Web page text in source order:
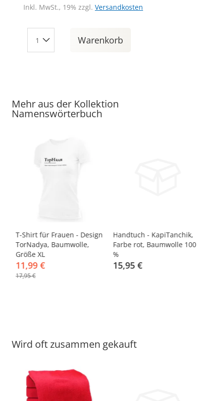
Inkl. MwSt., 19% zzgl. Versandkosten
Warenkorb
Mehr aus der Kollektion
Namenswörterbuch
-33%
T-Shirt für Frauen - Design
TorNadya, Baumwolle,
Größe XL
11,99 €
17,95 €
Handtuch - KapiTanchik,
Farbe rot, Baumwolle 100
%
15,95 €
Wird oft zusammen gekauft